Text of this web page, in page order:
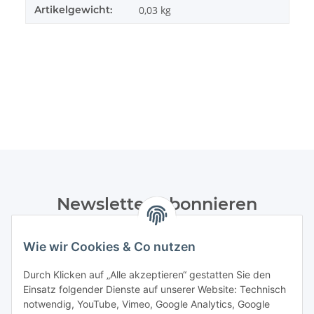
Wie wir Cookies & Co nutzen
Durch Klicken auf „Alle akzeptieren“ gestatten Sie den
Einsatz folgender Dienste auf unserer Website: Technisch
notwendig, YouTube, Vimeo, Google Analytics, Google
Artikelgewicht: 0,03 kg
Newsletter Abonnieren
Datenschutzerklärungregelmäßig und jederzeit widerruflich
Abonnieren